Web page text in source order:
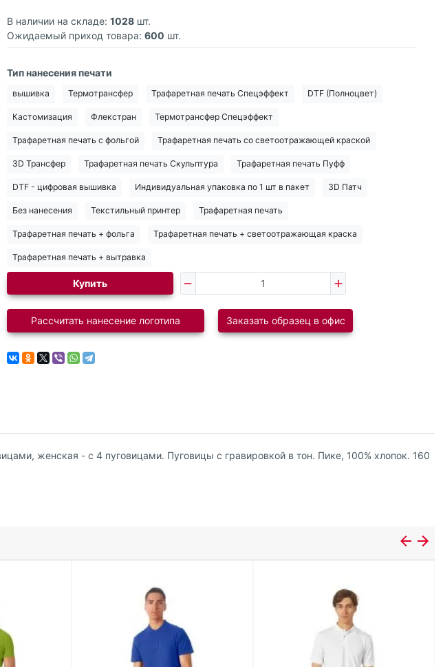
В наличии на складе: 1028 шт.
Ожидаемый приход товара: 600 шт.
Тип нанесения печати
вышивка Термотрансфер Трафаретная печать Спецэффект DTF (Полноцвет)
Кастомизация Флекстран Термотрансфер Спецэффект
Трафаретная печать с фольгой Трафаретная печать со светоотражающей краской
3D Трансфер Трафаретная печать Скульптура Трафаретная печать Пуфф
DTF - цифровая вышивка Индивидуальная упаковка по 1 шт в пакет 3D Патч
Без нанесения Текстильный принтер Трафаретная печать
Трафаретная печать + фольга Трафаретная печать + светоотражающая краска
Трафаретная печать + вытравка
Купить
Рассчитать нанесение логотипа Заказать образец в офис
женская - с 4 пуговицами. Пуговицы с гравировкой в тон. Пике, 100% хлопок. 160